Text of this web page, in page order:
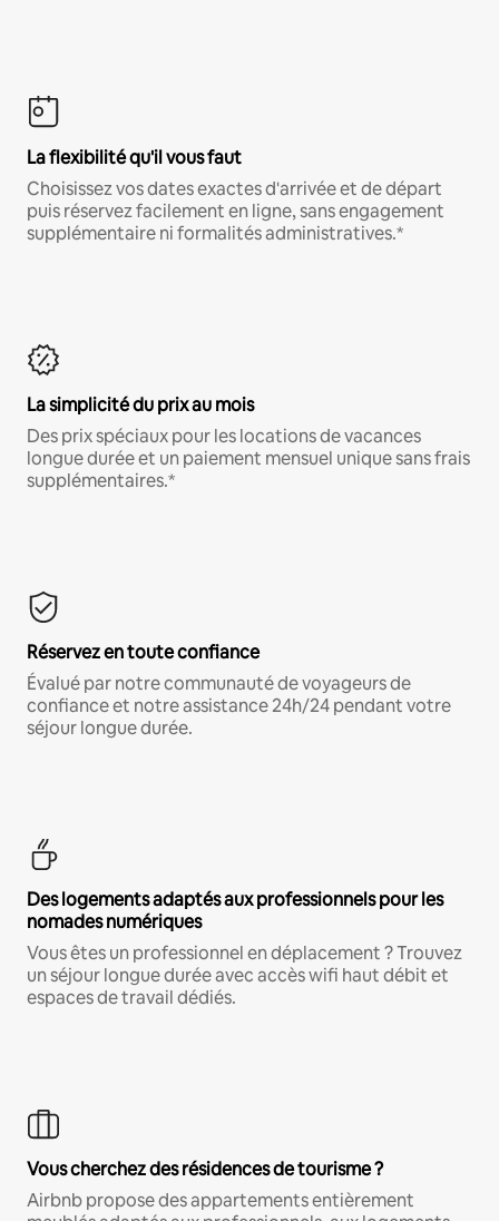
La flexibilité qu'il vous faut
Choisissez vos dates exactes d'arrivée et de départ
puis réservez facilement en ligne, sans engagement
supplémentaire ni formalités administratives.*
La simplicité du prix au mois
Des prix spéciaux pour les locations de vacances
longue durée et un paiement mensuel unique sans frais
supplémentaires.*
Réservez en toute confiance
Évalué par notre communauté de voyageurs de
confiance et notre assistance 24h/24 pendant votre
séjour longue durée.
Des logements adaptés aux professionnels pour les
nomades numériques
Vous êtes un professionnel en déplacement ? Trouvez
un séjour longue durée avec accès wifi haut débit et
espaces de travail dédiés.
Vous cherchez des résidences de tourisme ?
Airbnb propose des appartements entièrement